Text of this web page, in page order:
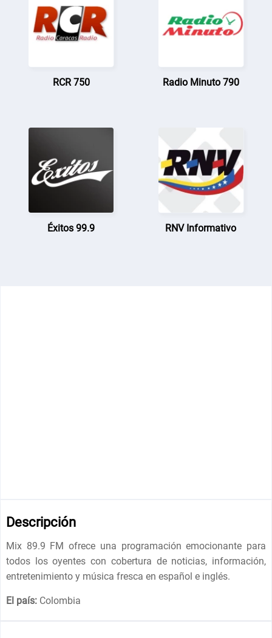
RCR 750 Radio Minuto 790
Éxitos 99.9 RNV Informativo
Descripción
Mix 89.9 FM ofrece una programación emocionante para
todos los oyentes con cobertura de noticias, información,
entretenimiento y música fresca en español e inglés.
El país: Colombia